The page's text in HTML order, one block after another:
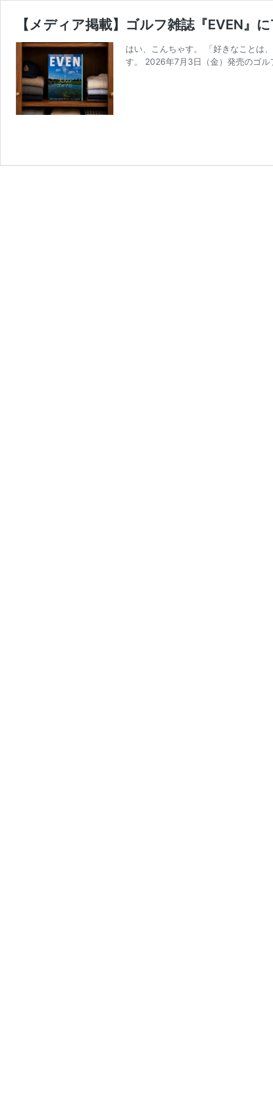
【メディア掲載】ゴルフ雑誌『EVEN』
はい、こんちゃす。 「好きなことは
す。 2026年7月3日（金）発売のゴ